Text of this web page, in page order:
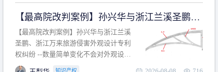
保护范围确定进行了研究，将办案体会
与研究过程记录如下： 简要结论： 笔者
提出使用状态参考图应以
【最高院改判案例】孙兴华与浙江兰溪圣鹏、
浙江万来旅游侵害外观设计专利权纠纷
【最高院改判案例】孙兴华与浙江兰溪
圣鹏、浙江万来旅游侵害外观设计专利
权纠纷 --数量简单变化不会对外观设计
产生视觉影响，及现有设计抗辩与专利
知识产权 2026-08-08 716